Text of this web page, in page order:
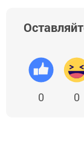
0 0